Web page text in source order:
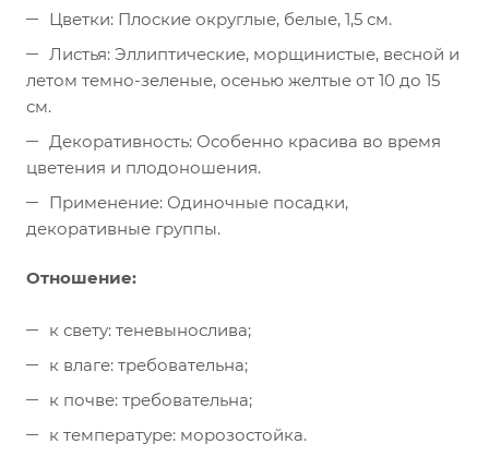
Цветки: Плоские округлые, белые, 1,5 см.
Листья: Эллиптические, морщинистые, весной и
летом темно-зеленые, осенью желтые от 10 до 15
см.
Декоративность: Особенно красива во время
цветения и плодоношения.
Применение: Одиночные посадки,
декоративные группы.
Отношение:
к свету: теневынослива;
к влаге: требовательна;
к почве: требовательна;
к температуре: морозостойка.